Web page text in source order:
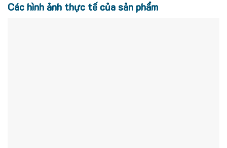
Các hình ảnh thực tế của sản phẩm